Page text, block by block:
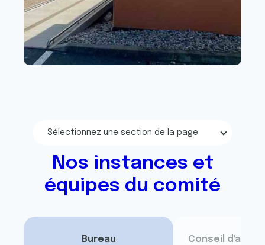
Sélectionnez une section de la page
Nos instances et
équipes du comité
Bureau Conseil